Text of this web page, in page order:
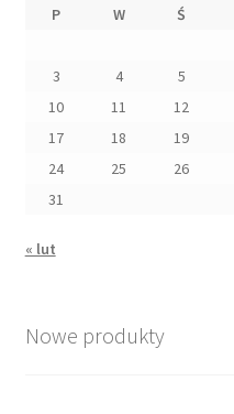
P W Ś
3
4 5
10
11 12
17
18 19
24
25 26
31
« lut
Nowe produkty